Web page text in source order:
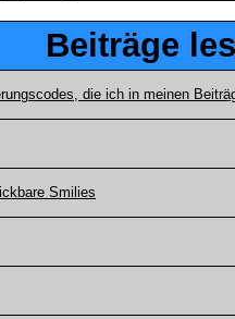
Beiträge
die ich in meinen
Smilies